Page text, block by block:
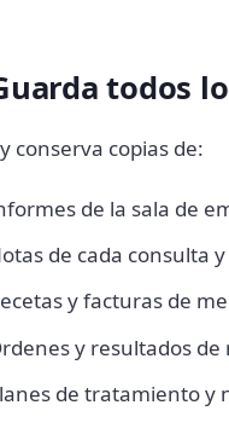
todos
conserva copias de:
de la sala de
de cada consulta
y facturas de
y resultados de
de tratamiento y